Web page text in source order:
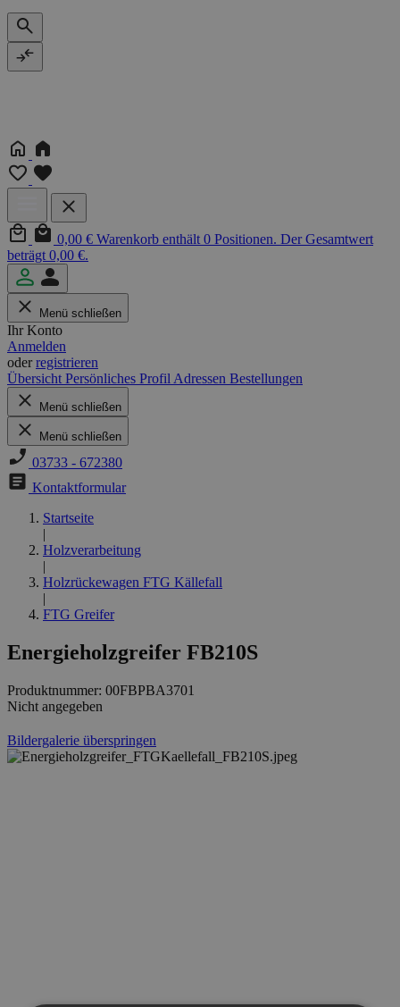
0,00 € Warenkorb enthält 0 Positionen. Der Gesamtwert
beträgt 0,00 €.
Menü schließen
Ihr Konto
Anmelden
oderregistrieren
Übersicht Persönliches Profil Adressen Bestellungen
Menü schließen
Menü schließen
03733 - 672380
Kontaktformular
Startseite
|
Holzverarbeitung
|
Holzrückewagen FTG Källefall
|
FTG Greifer
Energieholzgreifer FB210S
Produktnummer: 00FBPBA3701
Nicht angegeben
Bildergalerie überspringen